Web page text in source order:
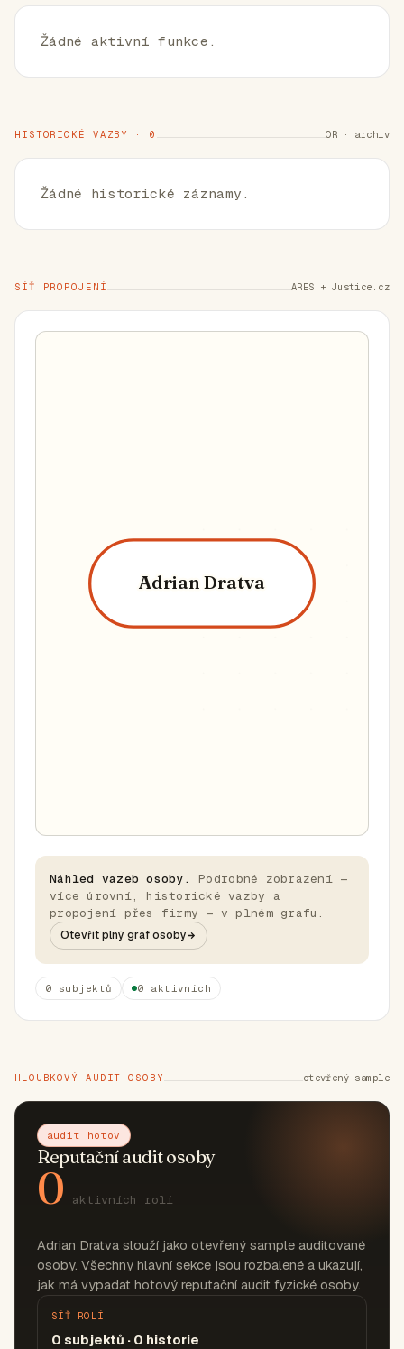
Žádné aktivní funkce.
HISTORICKÉ VAZBY · 0 OR · archiv
Žádné historické záznamy.
SÍŤ PROPOJENÍ ARES + Justice.cz
Adrian Dratva
Náhled vazeb osoby.
Podrobné zobrazení —
více úrovní, historické vazby a
propojení přes firmy — v plném grafu.
Otevřít plný graf osoby
0 subjektů 0 aktivních
HLOUBKOVÝ AUDIT OSOBY otevřený sample
audit hotov
Reputační audit osoby
0 aktivních rolí
Adrian Dratva slouží jako otevřený sample auditované
osoby. Všechny hlavní sekce jsou rozbalené a ukazují,
jak má vypadat hotový reputační audit fyzické osoby.
SÍŤ ROLÍ
0 subjektů · 0 historie